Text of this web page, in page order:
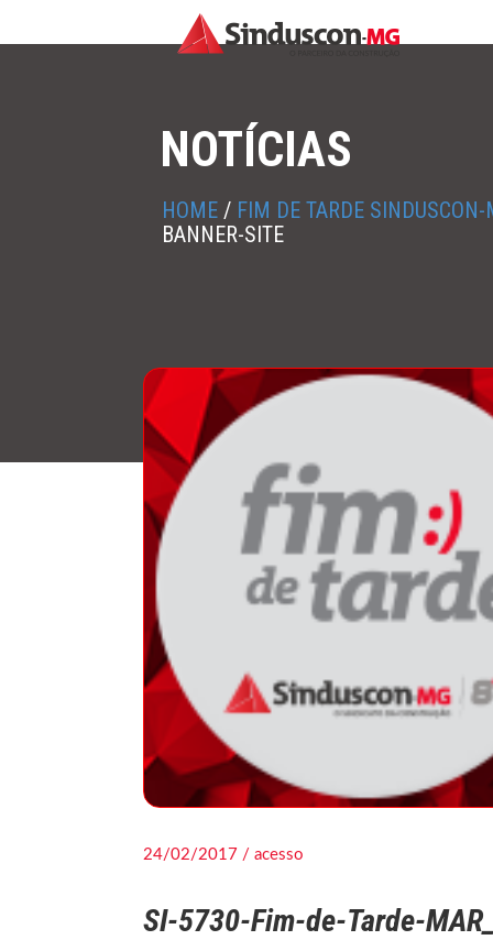
NOTÍCIAS
HOME / FIM DE TARDE
BANNER-SITE
24/02/2017 / acesso
SI-5730-Fim-de-Tarde-